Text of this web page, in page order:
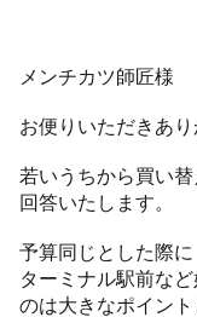
メンチカツ師匠様
お便りいただきあり
若いうちから買い
回答いたします。
予算同じとした際
ターミナル駅前な
のは大きなポイント